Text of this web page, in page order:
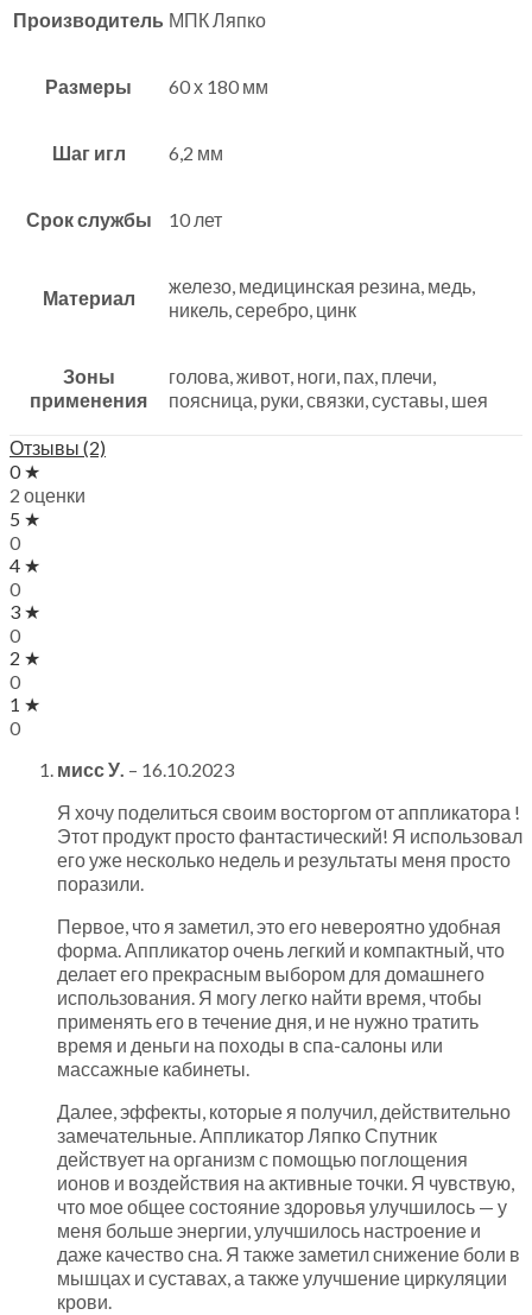
Производитель МПК Ляпко
Размеры 60 х 180 мм
Шаг игл 6,2 мм
Срок службы 10 лет
Материал
железо, медицинская резина, медь,
никель, серебро, цинк
Зоны
применения
голова, живот, ноги, пах, плечи,
поясница, руки, связки, суставы, шея
Отзывы (2)
0 ★
2 оценки
5 ★
0
4 ★
0
3 ★
0
2 ★
0
1 ★
0
мисс У. – 16.10.2023
Я хочу поделиться своим восторгом от аппликатора !
Этот продукт просто фантастический! Я использовал
его уже несколько недель и результаты меня просто
поразили.
Первое, что я заметил, это его невероятно удобная
форма. Аппликатор очень легкий и компактный, что
делает его прекрасным выбором для домашнего
использования. Я могу легко найти время, чтобы
применять его в течение дня, и не нужно тратить
время и деньги на походы в спа-салоны или
массажные кабинеты.
Далее, эффекты, которые я получил, действительно
замечательные. Аппликатор Ляпко Спутник
действует на организм с помощью поглощения
ионов и воздействия на активные точки. Я чувствую,
что мое общее состояние здоровья улучшилось — у
меня больше энергии, улучшилось настроение и
даже качество сна. Я также заметил снижение боли в
мышцах и суставах, а также улучшение циркуляции
крови.